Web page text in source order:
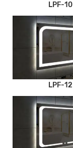
LPF-10
LPF-12